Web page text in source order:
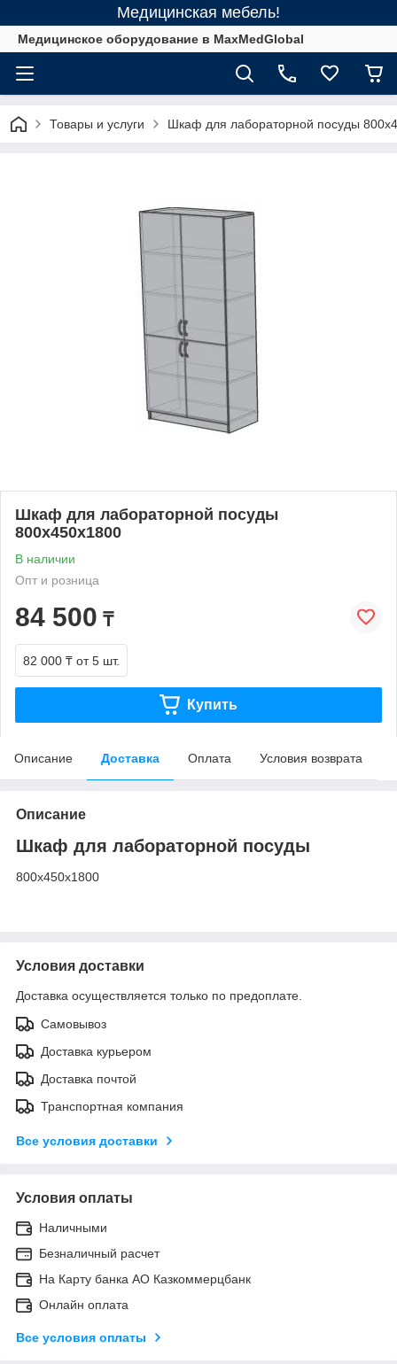
Медицинская мебель!
Медицинское оборудование в MaxMedGlobal
Товары и услуги Шкаф для лабораторной посуды
Шкаф для лабораторной посуды
800x450x1800
В наличии
Опт и розница
84 500 ₸
82 000 ₸ от 5 шт.
Купить
Описание Доставка Оплата Условия возврата
Описание
Шкаф для лабораторной посуды
800x450x1800
Условия доставки
Доставка осуществляется только по предоплате.
Самовывоз
Доставка курьером
Доставка почтой
Транспортная компания
Все условия доставки
Условия оплаты
Наличными
Безналичный расчет
На Карту банка АО Казкоммерцбанк
Онлайн оплата
Все условия оплаты